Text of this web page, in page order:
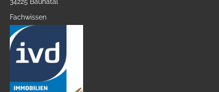
34225 Baunatal
Fachwissen